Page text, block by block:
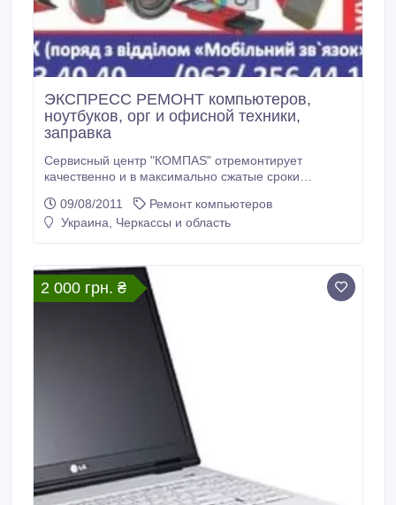
ЭКСПРЕСС РЕМОНТ компьютеров,
ноутбуков, орг и офисной техники,
заправка
Сервисный центр "КОМПAS" отремонтирует
качественно и в максимально сжатые сроки
офисную технику, а также цифровую и
портативную, практически, всех торговых марок.
БЕЗНАДЕЖНУЮ ТЕХНИКУ! Ждем Вас по адресу г.
09/08/2011
Ремонт компьютеров
Украина, Черкассы и область
2 000 грн. ₴